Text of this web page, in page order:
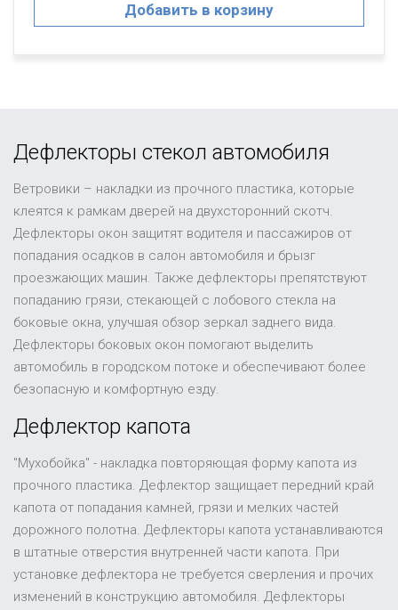
Добавить в корзину
Дефлекторы стекол автомобиля
Ветровики – накладки из прочного пластика, которые
клеятся к рамкам дверей на двухсторонний скотч.
Дефлекторы окон защитят водителя и пассажиров от
попадания осадков в салон автомобиля и брызг
проезжающих машин. Также дефлекторы препятствуют
попаданию грязи, стекающей с лобового стекла на
боковые окна, улучшая обзор зеркал заднего вида.
Дефлекторы боковых окон помогают выделить
автомобиль в городском потоке и обеспечивают более
безопасную и комфортную езду.
Дефлектор капота
"Мухобойка" - накладка повторяющая форму капота из
прочного пластика. Дефлектор защищает передний край
капота от попадания камней, грязи и мелких частей
дорожного полотна. Дефлекторы капота устанавливаются
в штатные отверстия внутренней части капота. При
установке дефлектора не требуется сверления и прочих
изменений в конструкцию автомобиля. Дефлекторы